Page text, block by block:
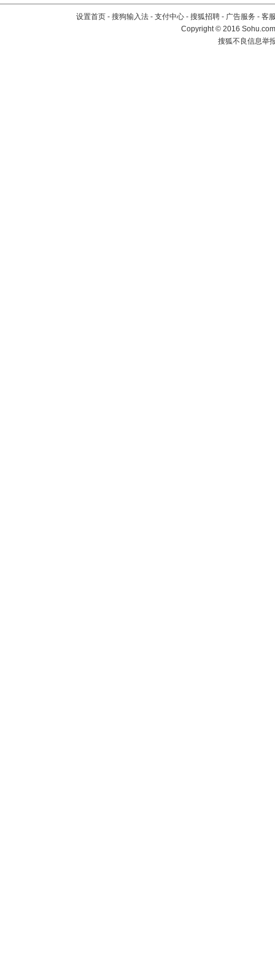
设置首页 - 搜狗输入法 - 支付中心 - 搜狐招聘 - 广告服务 - 客
Copyright©2016
搜狐不良信息举